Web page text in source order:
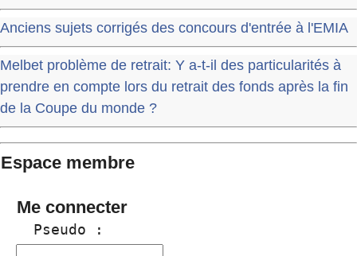
Anciens sujets corrigés des concours d'entrée à l'EMIA
Melbet problème de retrait: Y a-t-il des particularités à
prendre en compte lors du retrait des fonds après la fin
de la Coupe du monde ?
Espace membre
Me connecter
  Pseudo :